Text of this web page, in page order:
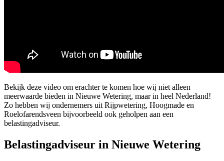
Bekijk deze video om erachter te komen hoe wij niet alleen
meerwaarde bieden in Nieuwe Wetering, maar in heel Nederland!
Zo hebben wij ondernemers uit Rijpwetering, Hoogmade en
Roelofarendsveen bijvoorbeeld ook geholpen aan een
belastingadviseur.
Belastingadviseur in Nieuwe Wetering